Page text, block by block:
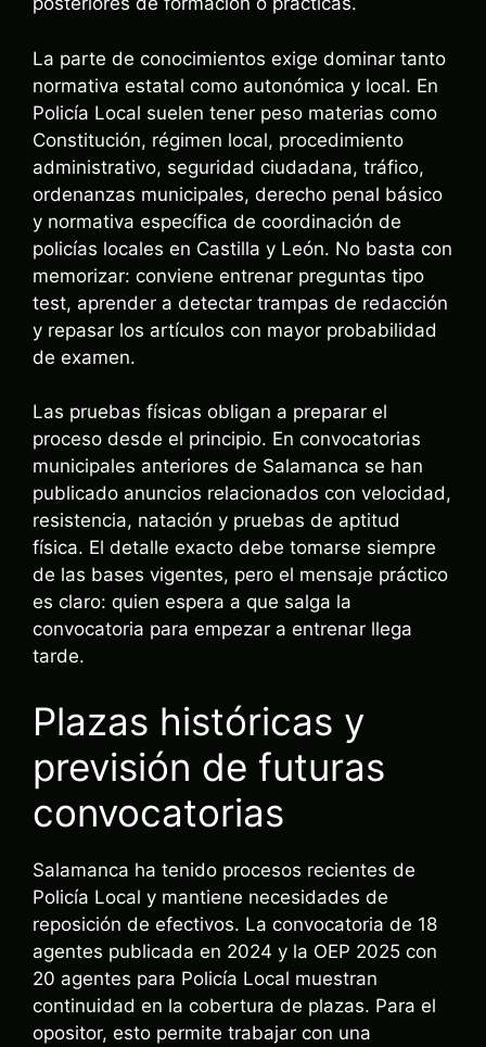
La parte de conocimientos exige dominar tanto
normativa estatal como autonómica y local. En
Policía Local suelen tener peso materias como
Constitución, régimen local, procedimiento
administrativo, seguridad ciudadana, tráfico,
ordenanzas municipales, derecho penal básico
y normativa específica de coordinación de
policías locales en Castilla y León. No basta con
memorizar: conviene entrenar preguntas tipo
test, aprender a detectar trampas de redacción
y repasar los artículos con mayor probabilidad
de examen.
Las pruebas físicas obligan a preparar el
proceso desde el principio. En convocatorias
municipales anteriores de Salamanca se han
publicado anuncios relacionados con velocidad,
resistencia, natación y pruebas de aptitud
física. El detalle exacto debe tomarse siempre
de las bases vigentes, pero el mensaje práctico
es claro: quien espera a que salga la
convocatoria para empezar a entrenar llega
tarde.
Plazas históricas y
previsión de futuras
convocatorias
Salamanca ha tenido procesos recientes de
Policía Local y mantiene necesidades de
reposición de efectivos. La convocatoria de 18
agentes publicada en 2024 y la OEP 2025 con
20 agentes para Policía Local muestran
continuidad en la cobertura de plazas. Para el
opositor, esto permite trabajar con una